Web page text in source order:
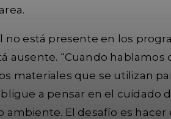
no está presente en los
ausente. “Cuando
materiales que se utilizan
a pensar en el cuidado
ambiente. El desafío es